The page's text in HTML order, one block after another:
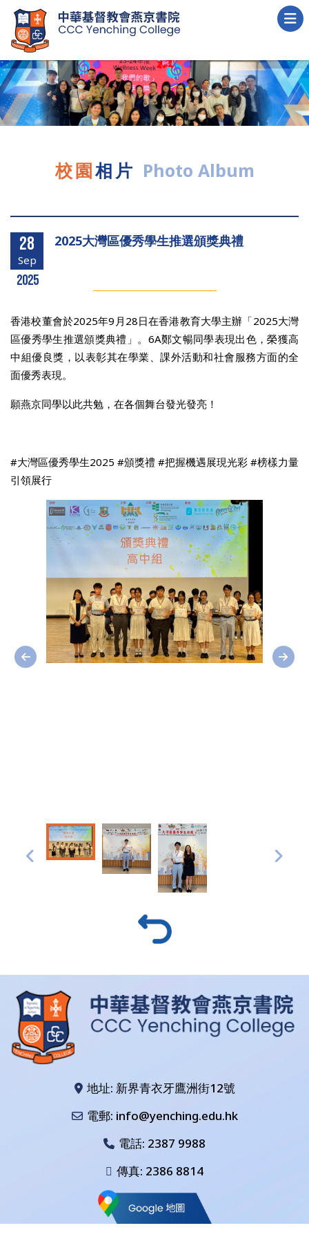
校園相片 Photo Album
28
Sep
2025
2025大灣區優秀學生推選頒獎典禮
香港校董會於2025年9月28日在香港教育大學主辦「2025大灣
區優秀學生推選頒獎典禮」。6A鄭文暢同學表現出色，榮獲高
中組優良獎，以表彰其在學業、課外活動和社會服務方面的全
面優秀表現。
願燕京同學以此共勉，在各個舞台發光發亮！
#大灣區優秀學生2025 #頒獎禮 #把握機遇展現光彩 #榜樣力量
引領展行
地址: 新界青衣牙鷹洲街12號
電郵: info@yenching.edu.hk
電話: 2387 9988
傳真: 2386 8814